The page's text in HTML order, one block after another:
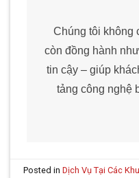
Chúng tôi không
còn đồng hành
tin cậy – giúp
tảng công nghệ
Posted inDịch Vụ Tại Các